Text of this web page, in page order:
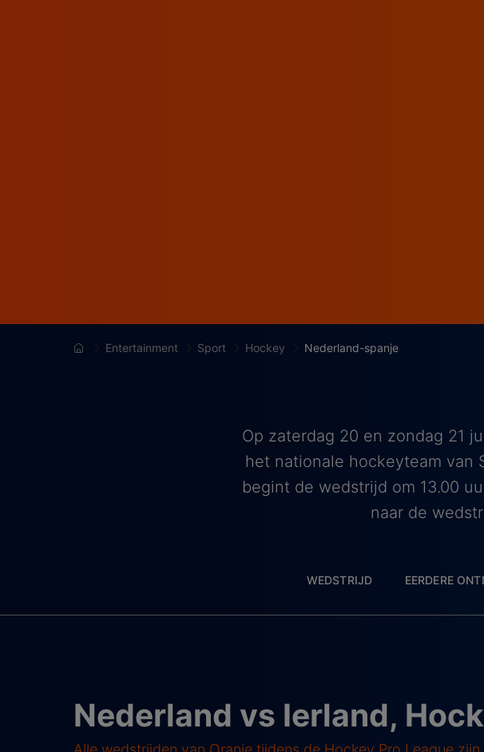
Entertainment Sport Hockey Nederland-spanje
Op zaterdag 20 en zondag 21
het nationale hockeyteam van
begint de wedstrijd om 13.00
naar de
WEDSTRIJD EERDERE
Nederland vs Ierland,